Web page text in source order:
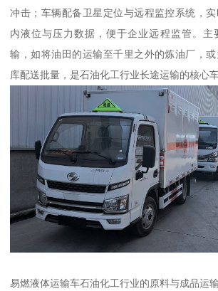
冲击；车辆配备卫星定位与远程监控系统，
内液位与压力数据，便于企业远程监管。主
输，如将油田的运输至千里之外的炼油厂，
库配送批量，是石油化工行业长途运输的核心车
易燃液体运输车石油化工行业的原料与成品运输​